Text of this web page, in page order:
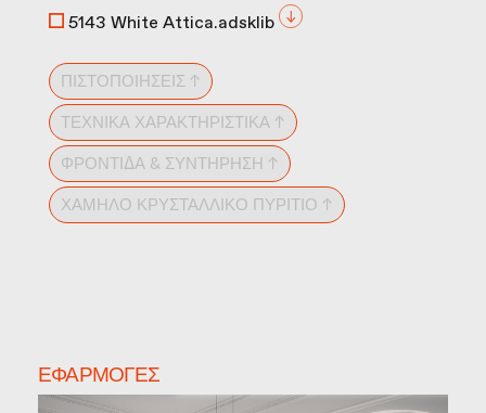
5143 White Attica.adsklib
ΠΙΣΤΟΠΟΙΉΣΕΙΣ ↑
ΤΕΧΝΙΚΆ ΧΑΡΑΚΤΗΡΙΣΤΙΚΆ ↑
ΦΡΟΝΤΊΔΑ & ΣΥΝΤΉΡΗΣΗ ↑
ΧΑΜΗΛΌ ΚΡΥΣΤΑΛΛΙΚΌ ΠΥΡΊΤΙΟ ↑
ΕΦΑΡΜΟΓΈΣ